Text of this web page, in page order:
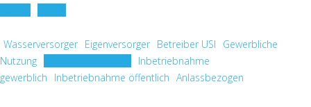
Wasserversorger Eigenversorger Betreiber USI
Gewerbliche
Nutzung
Inbetriebnahme
gewerblich
Inbetriebnahme öffentlich Anlassbezogen